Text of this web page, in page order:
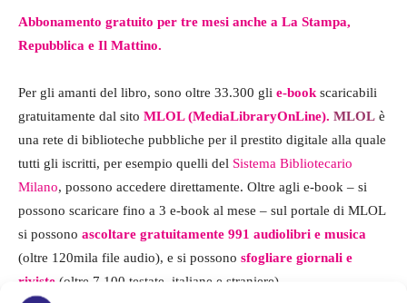
Abbonamento gratuito per tre mesi anche a La Stampa,
Repubblica e Il Mattino.
Per gli amanti del libro, sono oltre 33.300 gli e-bookscaricabili
gratuitamente dal sito MLOL (MediaLibraryOnLine). MLOL è
una rete di biblioteche pubbliche per il prestito digitale alla quale
tutti gli iscritti, per esempio quelli del Sistema Bibliotecario
Milano, possono accedere direttamente. Oltre agli e-book – si
possono scaricare fino a 3 e-book al mese – sul portale di MLOL
si possono ascoltare gratuitamente 991 audiolibri e musica
(oltre 120mila file audio), e si possono sfogliare giornali e
riviste (oltre 7.100 testate, italiane e straniere).